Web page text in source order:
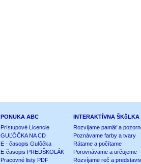
PONUKA ABC
Prístupové Licencie
GUĽÔČKA NA CD
E - časopis Guľôčka
E-časopis PREDŠKOLÁK
Pracovné listy PDF
INTERAKTÍVNA ŠKôLKA
Rozvíjame pamäť a
Poznávame farby a tvary
Rátame a počítame
Porovnávame a určujeme
Rozvíjame reč a